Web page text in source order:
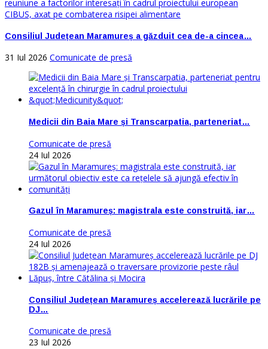
Consiliul Județean Maramureș a găzduit cea de-a cincea…
31 Iul 2026 Comunicate de presă
Medicii din Baia Mare și Transcarpatia, parteneriat…
Comunicate de presă
24 Iul 2026
Gazul în Maramureș: magistrala este construită, iar…
Comunicate de presă
24 Iul 2026
Consiliul Județean Maramureș accelerează lucrările pe
DJ…
Comunicate de presă
23 Iul 2026